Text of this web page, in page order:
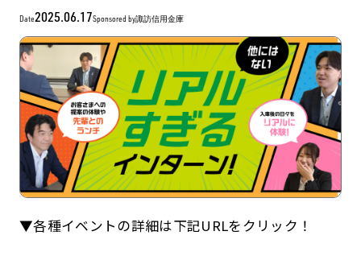
記事一覧
運営会社
Date2025.06.17Sponsored by諏訪信用金庫
▼各種イベントの詳細は下記URLをクリック！